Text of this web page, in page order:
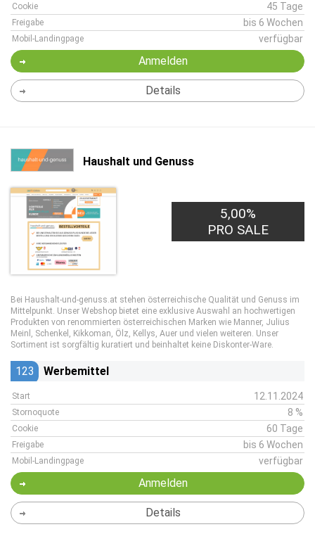
Cookie 45 Tage
Freigabe bis 6 Wochen
Mobil-Landingpage verfügbar
Anmelden
Details
Haushalt und Genuss
5,00%
PRO SALE
Bei Haushalt-und-genuss.at stehen österreichische Qualität und Genuss im
Mittelpunkt. Unser Webshop bietet eine exklusive Auswahl an hochwertigen
Produkten von renommierten österreichischen Marken wie Manner, Julius
Meinl, Schenkel, Kikkoman, Ölz, Kellys, Auer und vielen weiteren. Unser
Sortiment ist sorgfältig kuratiert und beinhaltet keine Diskonter-Ware.
123 Werbemittel
Start 12.11.2024
Stornoquote 8 %
Cookie 60 Tage
Freigabe bis 6 Wochen
Mobil-Landingpage verfügbar
Anmelden
Details